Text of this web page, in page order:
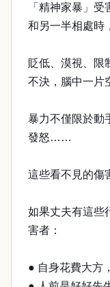
「精神家暴」受
和另一半相處時
貶低、漠視、限
不決，腦中一
暴力不僅限於動
發怒……
這些看不見的傷
如果丈夫有這些
害者：
● 自身花費大方